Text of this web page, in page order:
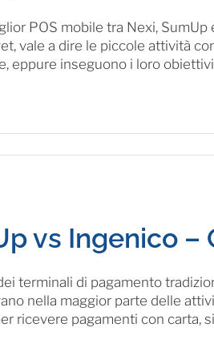
POS mobile tra Nexi,
vale a dire le piccole attività
eppure inseguono i loro obiettivi
vs Ingenico –
terminali di pagamento
nella maggior parte delle
ricevere pagamenti con carta,